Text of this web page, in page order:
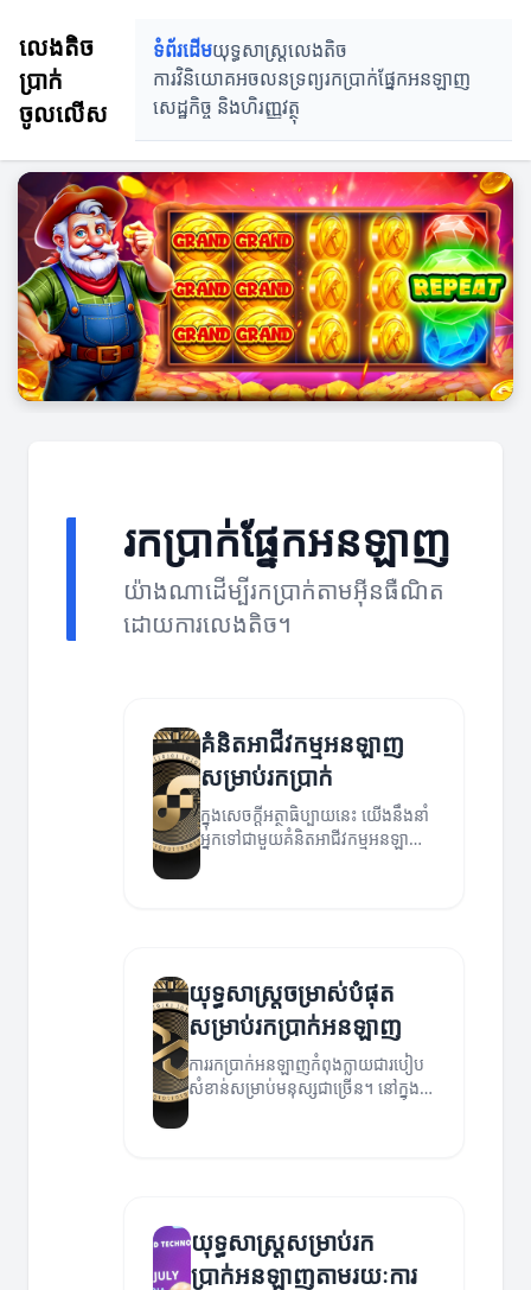
លេងតិច
ប្រាក់
ចូលលើស
ទំព័រដើមយុទ្ធសាស្ត្រលេងតិច
ការវិនិយោគអចលនទ្រព្យរកប្រាក់ផ្នែកអនឡាញ
សេដ្ឋកិច្ច និងហិរញ្ញវត្ថុ
រកប្រាក់ផ្នែកអនឡាញ
យ៉ាងណាដើម្បីរកប្រាក់តាមអ៊ីនធឺណិត
ដោយការលេងតិច។
គំនិតអាជីវកម្មអនឡាញ
សម្រាប់រកប្រាក់
ក្នុងសេចក្ដីអត្ថាធិប្បាយនេះ យើងនឹងនាំ
អ្នកទៅជាមួយគំនិតអាជីវកម្មអនឡាញ
ដែលអាចជួយអ្នករកប្រាក់បានយ៉ាងមាន
យុទ្ធសាស្ត្រចម្រាស់បំផុត
សម្រាប់រកប្រាក់អនឡាញ
ការរកប្រាក់អនឡាញកំពុងក្លាយជារបៀប
សំខាន់សម្រាប់មនុស្សជាច្រើន។ នៅក្នុង
អត្ថបទនេះ យើងនឹងពិចារណាអំពីយុទ្ធ
យុទ្ធសាស្ត្រសម្រាប់រក
ប្រាក់អនឡាញតាមរយៈការ